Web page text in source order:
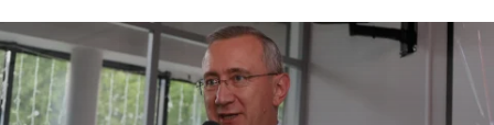
Культура
Недвижимость и ЖКХ
Образование